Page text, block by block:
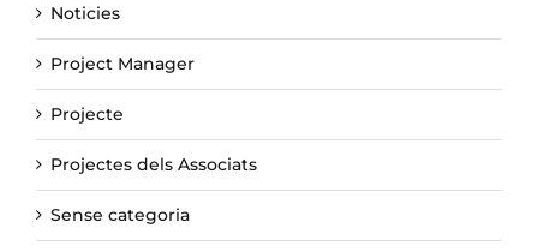
Noticies
Project Manager
Projecte
Projectes dels Associats
Sense categoria